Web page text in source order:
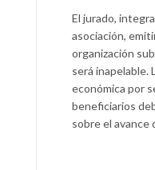
El jurado,
asociación,
organización
será inapelable.
económica por
beneficiarios
sobre el avance